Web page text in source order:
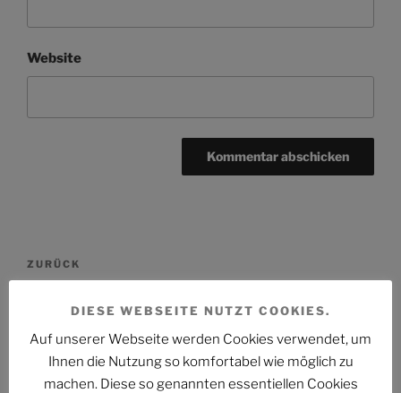
Website
Beitragsnavigation
Vorheriger
ZURÜCK
hindurch und darüber hinaus…
Nächster
Beitrag
Der Stand der Dinge beim QUADRUVIUM CLUB
DIESE WEBSEITE NUTZT COOKIES.
Auf unserer Webseite werden Cookies verwendet, um
Ihnen die Nutzung so komfortabel wie möglich zu
machen. Diese so genannten essentiellen Cookies